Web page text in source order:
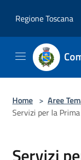
Regione Toscana
Home > Aree
Servizi per la